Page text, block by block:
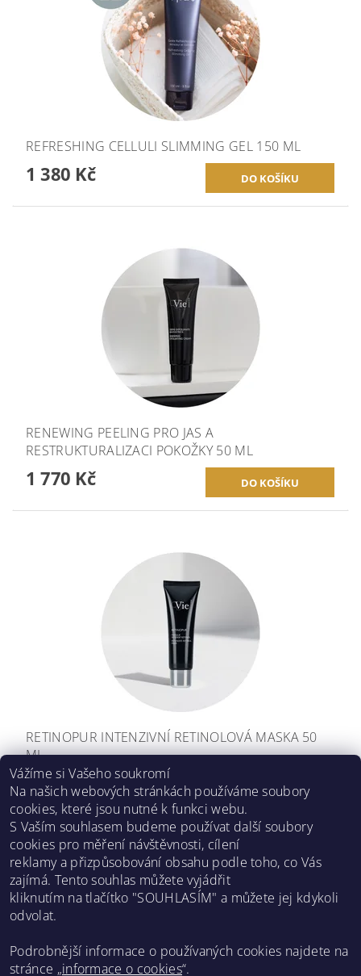
REFRESHING CELLULI SLIMMING GEL 150 ML
1 380 Kč
RENEWING PEELING PRO JAS A
RESTRUKTURALIZACI POKOŽKY 50 ML
1 770 Kč
RETINOPUR INTENZIVNÍ RETINOLOVÁ MASKA 50
ML
1 490 Kč
DALŠÍ PRODUKTY
1 ... 5 6 7 8 9
Facebook Instagram
Vážíme si Vašeho soukromí
Na našich webových stránkách používáme soubory
cookies, které jsou nutné k funkci webu.
S Vaším souhlasem budeme používat další soubory
cookies pro měření návštěvnosti, cílení
reklamy a přizpůsobování obsahu podle toho, co Vás
zajímá. Tento souhlas můžete vyjádřit
kliknutím na tlačítko "SOUHLASÍM" a můžete jej kdykoli
odvolat.
Podrobnější informace o používaných cookies najdete na
stránce „informace o cookies“.